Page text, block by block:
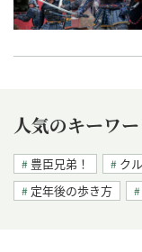
人気のキーワ
豊臣兄弟！ ク
定年後の歩き方